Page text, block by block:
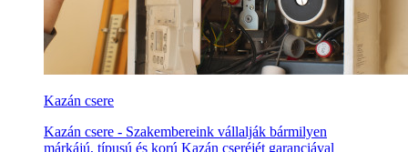
Kazán csere
Kazán csere - Szakembereink vállalják bármilyen
márkájú, típusú és korú Kazán cseréjét garanciával